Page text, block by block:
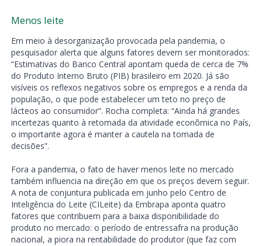
Menos leite
Em meio à desorganização provocada pela pandemia, o
pesquisador alerta que alguns fatores devem ser monitorados:
“Estimativas do Banco Central apontam queda de cerca de 7%
do Produto Interno Bruto (PIB) brasileiro em 2020. Já são
visíveis os reflexos negativos sobre os empregos e a renda da
população, o que pode estabelecer um teto no preço de
lácteos ao consumidor”. Rocha completa: “Ainda há grandes
incertezas quanto à retomada da atividade econômica no País,
o importante agora é manter a cautela na tomada de
decisões”.
Fora a pandemia, o fato de haver menos leite no mercado
também influencia na direção em que os preços devem seguir.
A nota de conjuntura publicada em junho pelo Centro de
Inteligência do Leite (CILeite) da Embrapa aponta quatro
fatores que contribuem para a baixa disponibilidade do
produto no mercado: o período de entressafra na produção
nacional, a piora na rentabilidade do produtor (que faz com